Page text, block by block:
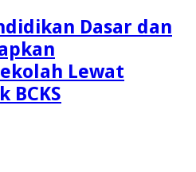
Dasar dan
Lewat
BCKS